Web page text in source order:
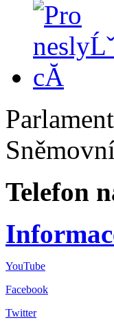
Telefon
YouTube
Facebook
Twitter